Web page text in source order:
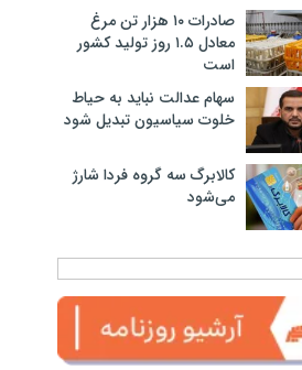
صادرات ۱۰ هزار تن مرغ
معادل ۱.۵ روز تولید کشور
است
سهام عدالت نباید به حیاط
خلوت سیاسیون تبدیل شود
کالابرگ سه گروه فردا شارژ
می‌شود